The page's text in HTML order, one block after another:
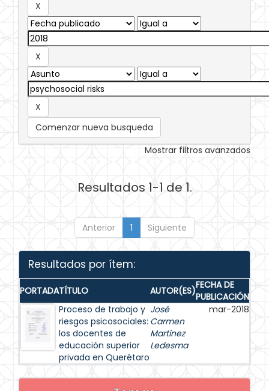
Comenzar nueva busqueda
Mostrar filtros avanzados
Resultados 1-1 de 1.
Anterior 1 Siguiente
Resultados por ítem:
PORTADATÍTULO AUTOR(ES)FECHA DE
PUBLICACIÓN
Proceso de trabajo y
riesgos psicosociales:
los docentes de
educación superior
privada en Querétaro
José
Carmen
Martinez
Ledesma
mar-2018